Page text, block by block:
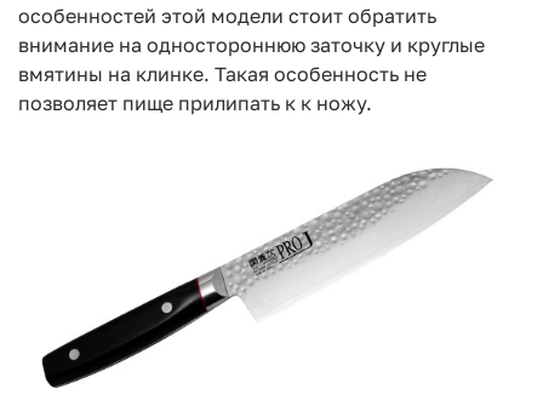
особенностей этой модели стоит обратить
внимание на одностороннюю заточку и круглые
вмятины на клинке. Такая особенность не
позволяет пище прилипать к к ножу.